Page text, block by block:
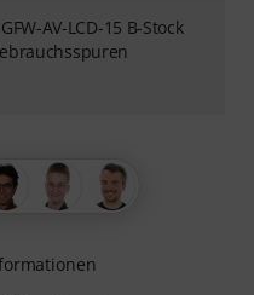
AV-LCD-15 B-Stock